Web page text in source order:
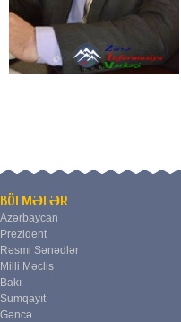
BÖLMƏLƏR
Azərbaycan
Prezident
Rəsmi Sənədlər
Milli Məclis
Bakı
Sumqayıt
Gəncə